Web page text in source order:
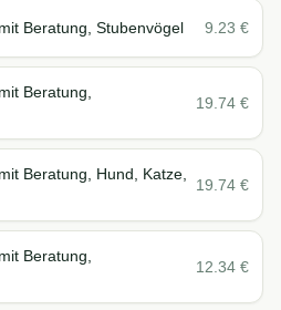
Beratung, Stubenvögel 9.23 €
Beratung,
19.74 €
Beratung, Hund, Katze,
19.74 €
Beratung,
12.34 €